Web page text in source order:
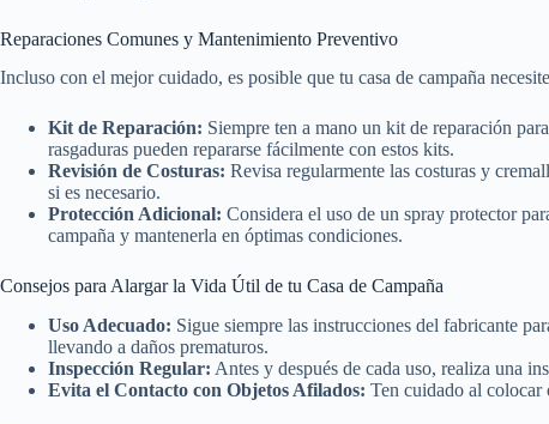
Reparaciones Comunes y Mantenimiento Preventivo
Incluso con el mejor cuidado, es posible que tu casa de campaña
Kit de Reparación: Siempre ten a mano un kit de reparación
rasgaduras pueden repararse fácilmente con estos kits.
Revisión de Costuras: Revisa regularmente las costuras y
si es necesario.
Protección Adicional: Considera el uso de un spray protector
campaña y mantenerla en óptimas condiciones.
Consejos para Alargar la Vida Útil de tu Casa de Campaña
Uso Adecuado: Sigue siempre las instrucciones del fabricante
llevando a daños prematuros.
Inspección Regular: Antes y después de cada uso, realiza una
Evita el Contacto con Objetos Afilados: Ten cuidado al colocar